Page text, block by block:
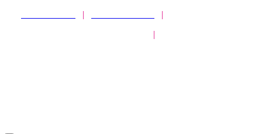
| |
|